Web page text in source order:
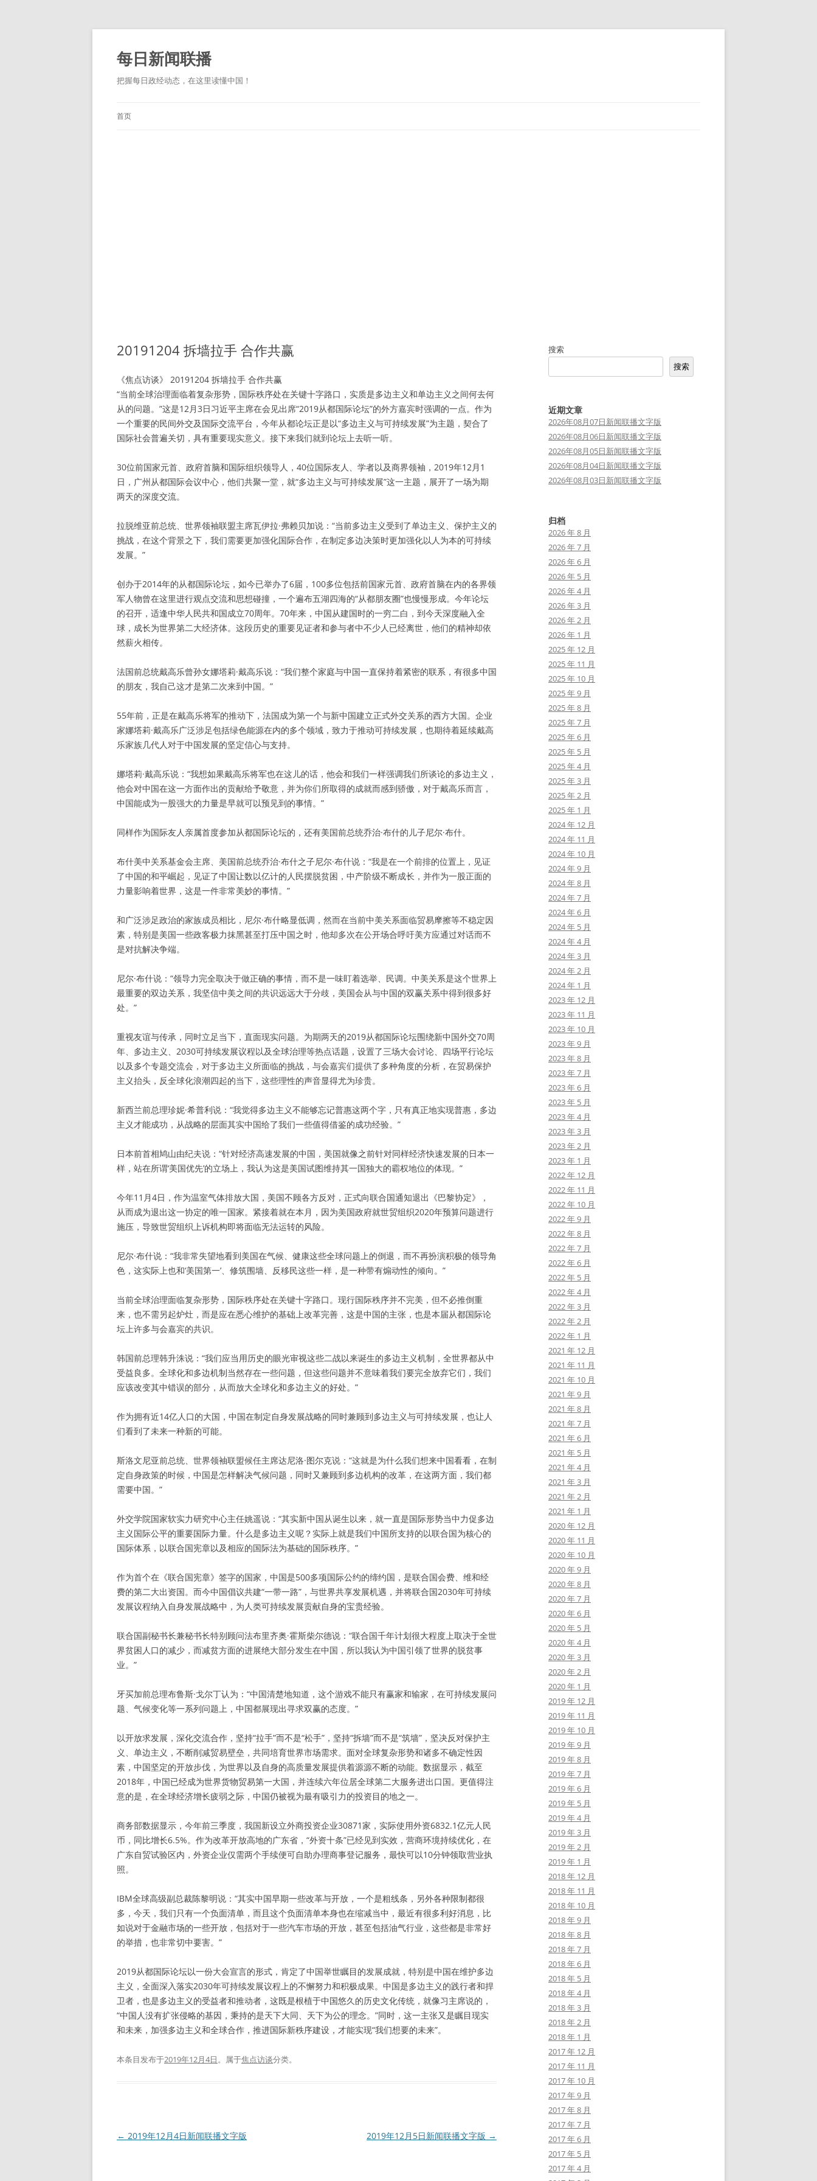
跳
正
文
每日新闻联播
把握每日政经动态，在这里读懂中国！
首页
20191204 拆墙拉手 合作共赢
《焦点访谈》 20191204 拆墙拉手 合作共赢
“当前全球治理面临着复杂形势，国际秩序处在关键十字路口，实质是多边主义和单边主义之间何去何
从的问题。”这是12月3日习近平主席在会见出席“2019从都国际论坛”的外方嘉宾时强调的一点。作为
一个重要的民间外交及国际交流平台，今年从都论坛正是以“多边主义与可持续发展”为主题，契合了
国际社会普遍关切，具有重要现实意义。接下来我们就到论坛上去听一听。
30位前国家元首、政府首脑和国际组织领导人，40位国际友人、学者以及商界领袖，2019年12月1
日，广州从都国际会议中心，他们共聚一堂，就“多边主义与可持续发展”这一主题，展开了一场为期
两天的深度交流。
拉脱维亚前总统、世界领袖联盟主席瓦伊拉·弗赖贝加说：“当前多边主义受到了单边主义、保护主义的
挑战，在这个背景之下，我们需要更加强化国际合作，在制定多边决策时更加强化以人为本的可持续
发展。”
创办于2014年的从都国际论坛，如今已举办了6届，100多位包括前国家元首、政府首脑在内的各界领
军人物曾在这里进行观点交流和思想碰撞，一个遍布五湖四海的“从都朋友圈”也慢慢形成。今年论坛
的召开，适逢中华人民共和国成立70周年。70年来，中国从建国时的一穷二白，到今天深度融入全
球，成长为世界第二大经济体。这段历史的重要见证者和参与者中不少人已经离世，他们的精神却依
然薪火相传。
法国前总统戴高乐曾孙女娜塔莉·戴高乐说：“我们整个家庭与中国一直保持着紧密的联系，有很多中国
的朋友，我自己这才是第二次来到中国。”
55年前，正是在戴高乐将军的推动下，法国成为第一个与新中国建立正式外交关系的西方大国。企业
家娜塔莉·戴高乐广泛涉足包括绿色能源在内的多个领域，致力于推动可持续发展，也期待着延续戴高
乐家族几代人对于中国发展的坚定信心与支持。
娜塔莉·戴高乐说：“我想如果戴高乐将军也在这儿的话，他会和我们一样强调我们所谈论的多边主义，
他会对中国在这一方面作出的贡献给予敬意，并为你们所取得的成就而感到骄傲，对于戴高乐而言，
中国能成为一股强大的力量是早就可以预见到的事情。”
同样作为国际友人亲属首度参加从都国际论坛的，还有美国前总统乔治·布什的儿子尼尔·布什。
布什美中关系基金会主席、美国前总统乔治·布什之子尼尔·布什说：“我是在一个前排的位置上，见证
了中国的和平崛起，见证了中国让数以亿计的人民摆脱贫困，中产阶级不断成长，并作为一股正面的
力量影响着世界，这是一件非常美妙的事情。”
和广泛涉足政治的家族成员相比，尼尔·布什略显低调，然而在当前中美关系面临贸易摩擦等不稳定因
素，特别是美国一些政客极力抹黑甚至打压中国之时，他却多次在公开场合呼吁美方应通过对话而不
是对抗解决争端。
尼尔·布什说：“领导力完全取决于做正确的事情，而不是一味盯着选举、民调。中美关系是这个世界上
最重要的双边关系，我坚信中美之间的共识远远大于分歧，美国会从与中国的双赢关系中得到很多好
处。”
重视友谊与传承，同时立足当下，直面现实问题。为期两天的2019从都国际论坛围绕新中国外交70周
年、多边主义、2030可持续发展议程以及全球治理等热点话题，设置了三场大会讨论、四场平行论坛
以及多个专题交流会，对于多边主义所面临的挑战，与会嘉宾们提供了多种角度的分析，在贸易保护
主义抬头，反全球化浪潮四起的当下，这些理性的声音显得尤为珍贵。
新西兰前总理珍妮·希普利说：“我觉得多边主义不能够忘记普惠这两个字，只有真正地实现普惠，多边
主义才能成功，从战略的层面其实中国给了我们一些值得借鉴的成功经验。”
日本前首相鸠山由纪夫说：“针对经济高速发展的中国，美国就像之前针对同样经济快速发展的日本一
样，站在所谓‘美国优先’的立场上，我认为这是美国试图维持其一国独大的霸权地位的体现。”
今年11月4日，作为温室气体排放大国，美国不顾各方反对，正式向联合国通知退出《巴黎协定》，
从而成为退出这一协定的唯一国家。紧接着就在本月，因为美国政府就世贸组织2020年预算问题进行
施压，导致世贸组织上诉机构即将面临无法运转的风险。
尼尔·布什说：“我非常失望地看到美国在气候、健康这些全球问题上的倒退，而不再扮演积极的领导角
色，这实际上也和‘美国第一’、修筑围墙、反移民这些一样，是一种带有煽动性的倾向。”
当前全球治理面临复杂形势，国际秩序处在关键十字路口。现行国际秩序并不完美，但不必推倒重
来，也不需另起炉灶，而是应在悉心维护的基础上改革完善，这是中国的主张，也是本届从都国际论
坛上许多与会嘉宾的共识。
韩国前总理韩升洙说：“我们应当用历史的眼光审视这些二战以来诞生的多边主义机制，全世界都从中
受益良多。全球化和多边机制当然存在一些问题，但这些问题并不意味着我们要完全放弃它们，我们
应该改变其中错误的部分，从而放大全球化和多边主义的好处。”
作为拥有近14亿人口的大国，中国在制定自身发展战略的同时兼顾到多边主义与可持续发展，也让人
们看到了未来一种新的可能。
斯洛文尼亚前总统、世界领袖联盟候任主席达尼洛·图尔克说：“这就是为什么我们想来中国看看，在制
定自身政策的时候，中国是怎样解决气候问题，同时又兼顾到多边机构的改革，在这两方面，我们都
需要中国。”
外交学院国家软实力研究中心主任姚遥说：“其实新中国从诞生以来，就一直是国际形势当中力促多边
主义国际公平的重要国际力量。什么是多边主义呢？实际上就是我们中国所支持的以联合国为核心的
国际体系，以联合国宪章以及相应的国际法为基础的国际秩序。”
作为首个在《联合国宪章》签字的国家，中国是500多项国际公约的缔约国，是联合国会费、维和经
费的第二大出资国。而今中国倡议共建“一带一路”，与世界共享发展机遇，并将联合国2030年可持续
发展议程纳入自身发展战略中，为人类可持续发展贡献自身的宝贵经验。
联合国副秘书长兼秘书长特别顾问法布里齐奥·霍斯柴尔德说：“联合国千年计划很大程度上取决于全世
界贫困人口的减少，而减贫方面的进展绝大部分发生在中国，所以我认为中国引领了世界的脱贫事
业。”
牙买加前总理布鲁斯·戈尔丁认为：“中国清楚地知道，这个游戏不能只有赢家和输家，在可持续发展问
题、气候变化等一系列问题上，中国都展现出寻求双赢的态度。”
以开放求发展，深化交流合作，坚持“拉手”而不是“松手”，坚持“拆墙”而不是“筑墙”，坚决反对保护主
义、单边主义，不断削减贸易壁垒，共同培育世界市场需求。面对全球复杂形势和诸多不确定性因
素，中国坚定的开放步伐，为世界以及自身的高质量发展提供着源源不断的动能。数据显示，截至
2018年，中国已经成为世界货物贸易第一大国，并连续六年位居全球第二大服务进出口国。更值得注
意的是，在全球经济增长疲弱之际，中国仍被视为最有吸引力的投资目的地之一。
商务部数据显示，今年前三季度，我国新设立外商投资企业30871家，实际使用外资6832.1亿元人民
币，同比增长6.5%。作为改革开放高地的广东省，“外资十条”已经见到实效，营商环境持续优化，在
广东自贸试验区内，外资企业仅需两个手续便可自助办理商事登记服务，最快可以10分钟领取营业执
照。
IBM全球高级副总裁陈黎明说：“其实中国早期一些改革与开放，一个是粗线条，另外各种限制都很
多，今天，我们只有一个负面清单，而且这个负面清单本身也在缩减当中，最近有很多利好消息，比
如说对于金融市场的一些开放，包括对于一些汽车市场的开放，甚至包括油气行业，这些都是非常好
的举措，也非常切中要害。”
2019从都国际论坛以一份大会宣言的形式，肯定了中国举世瞩目的发展成就，特别是中国在维护多边
主义，全面深入落实2030年可持续发展议程上的不懈努力和积极成果。中国是多边主义的践行者和捍
卫者，也是多边主义的受益者和推动者，这既是根植于中国悠久的历史文化传统，就像习主席说的，
“中国人没有扩张侵略的基因，秉持的是天下大同、天下为公的理念。”同时，这一主张又是瞩目现实
和未来，加强多边主义和全球合作，推进国际新秩序建设，才能实现“我们想要的未来”。
本条目发布于2019年12月4日。属于焦点访谈分类。
文
← 2019年12月4日新闻联播文字版 2019年12月5日新闻联播文字版 →
搜索
搜索
近期文章
2026年08月07日新闻联播文字版
2026年08月06日新闻联播文字版
2026年08月05日新闻联播文字版
2026年08月04日新闻联播文字版
2026年08月03日新闻联播文字版
归档
2026 年 8 月
2026 年 7 月
2026 年 6 月
2026 年 5 月
2026 年 4 月
2026 年 3 月
2026 年 2 月
2026 年 1 月
2025 年 12 月
2025 年 11 月
2025 年 10 月
2025 年 9 月
2025 年 8 月
2025 年 7 月
2025 年 6 月
2025 年 5 月
2025 年 4 月
2025 年 3 月
2025 年 2 月
2025 年 1 月
2024 年 12 月
2024 年 11 月
2024 年 10 月
2024 年 9 月
2024 年 8 月
2024 年 7 月
2024 年 6 月
2024 年 5 月
2024 年 4 月
2024 年 3 月
2024 年 2 月
2024 年 1 月
2023 年 12 月
2023 年 11 月
2023 年 10 月
2023 年 9 月
2023 年 8 月
2023 年 7 月
2023 年 6 月
2023 年 5 月
2023 年 4 月
2023 年 3 月
2023 年 2 月
2023 年 1 月
2022 年 12 月
2022 年 11 月
2022 年 10 月
2022 年 9 月
2022 年 8 月
2022 年 7 月
2022 年 6 月
2022 年 5 月
2022 年 4 月
2022 年 3 月
2022 年 2 月
2022 年 1 月
2021 年 12 月
2021 年 11 月
2021 年 10 月
2021 年 9 月
2021 年 8 月
2021 年 7 月
2021 年 6 月
2021 年 5 月
2021 年 4 月
2021 年 3 月
2021 年 2 月
2021 年 1 月
2020 年 12 月
2020 年 11 月
2020 年 10 月
2020 年 9 月
2020 年 8 月
2020 年 7 月
2020 年 6 月
2020 年 5 月
2020 年 4 月
2020 年 3 月
2020 年 2 月
2020 年 1 月
2019 年 12 月
2019 年 11 月
2019 年 10 月
2019 年 9 月
2019 年 8 月
2019 年 7 月
2019 年 6 月
2019 年 5 月
2019 年 4 月
2019 年 3 月
2019 年 2 月
2019 年 1 月
2018 年 12 月
2018 年 11 月
2018 年 10 月
2018 年 9 月
2018 年 8 月
2018 年 7 月
2018 年 6 月
2018 年 5 月
2018 年 4 月
2018 年 3 月
2018 年 2 月
2018 年 1 月
2017 年 12 月
2017 年 11 月
2017 年 10 月
2017 年 9 月
2017 年 8 月
2017 年 7 月
2017 年 6 月
2017 年 5 月
2017 年 4 月